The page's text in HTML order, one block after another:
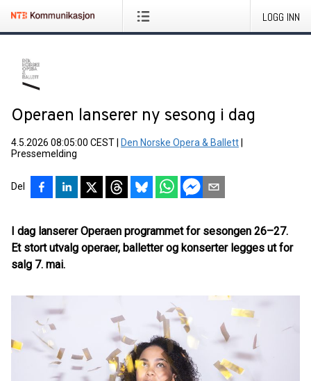
LOGG INN
Operaen lanserer ny sesong i dag
4.5.2026 08:05:00 CEST Den Norske Opera & Ballett
Pressemelding
Del
I dag lanserer Operaen programmet for sesongen 26–27.
Et stort utvalg operaer, balletter og konserter legges ut for
salg 7. mai.